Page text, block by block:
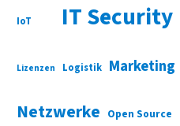
IoT IT Security
Lizenzen Logistik Marketing
Netzwerke Open Source